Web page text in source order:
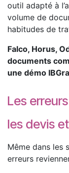
outil adapté à
volume de
habitudes de
Falco, Horus,
documents
une démo
Les
les devis
Même dans les
erreurs